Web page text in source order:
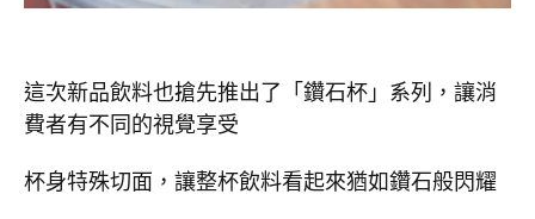
這次新品飲料也搶先推出了「鑽石杯」系列，讓消
費者有不同的視覺享受
杯身特殊切面，讓整杯飲料看起來猶如鑽石般閃耀